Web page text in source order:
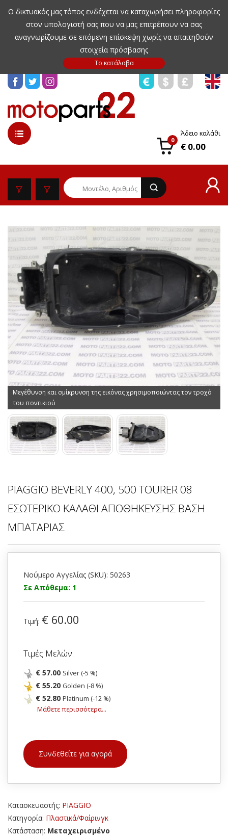
Ο δικτυακός μας τόπος ενδέχεται να καταχωρήσει πληροφορίες
στον υπολογιστή σας που να μας επιτρέπουν να σας
αναγνωρίζουμε σε επόμενη επίσκεψη χωρίς να απαιτηθούν
στοιχεία πρόσβασης
0
Άδειο καλάθι
€ 0.00
Μεγέθυνση και σμίκρυνση της εικόνας χρησιμοποιώντας τον τροχό
του ποντικιού
PIAGGIO BEVERLY 400, 500 TOURER 08
ΕΣΩΤΕΡΙΚΟ ΚΑΛΑΘΙ ΑΠΟΘΗΚΕΥΣΗΣ ΒΑΣΗ
ΜΠΑΤΑΡΙΑΣ
Νούμερο Αγγελίας (SKU): 50263
Σε Απόθεμα: 1
Τιμή: € 60.00
Τιμές Μελών:
€ 57.00 Silver (-5 %)
€ 55.20 Golden (-8 %)
€ 52.80 Platinum (-12 %)
Μάθετε περισσότερα...
Συνδεθείτε για αγορά
Κατασκευαστής: PIAGGIO
Κατηγορία: Πλαστικά/Φαίρινγκ
Κατάσταση: Μεταχειρισμένο